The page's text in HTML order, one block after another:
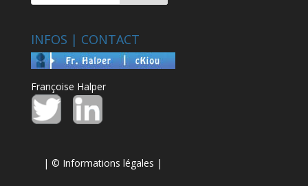
INFOS | CONTACT
Françoise Halper
| © Informations légales |